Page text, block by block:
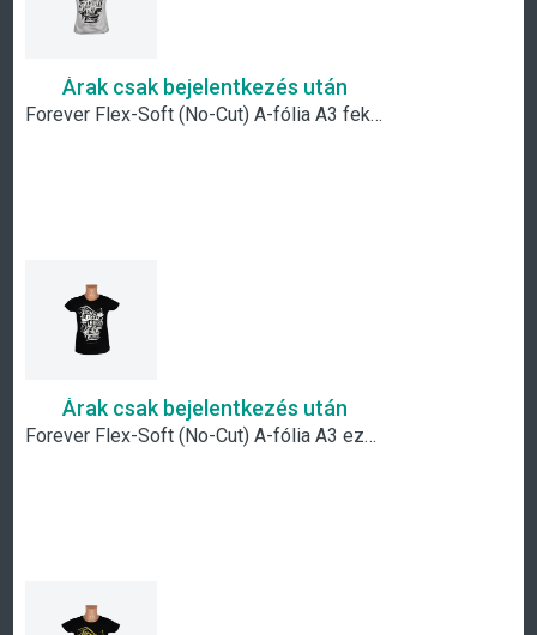
Árak csak bejelentkezés után
Forever Flex-Soft (No-Cut) A-fólia A3 fekete
Árak csak bejelentkezés után
Forever Flex-Soft (No-Cut) A-fólia A3 ezüst metál